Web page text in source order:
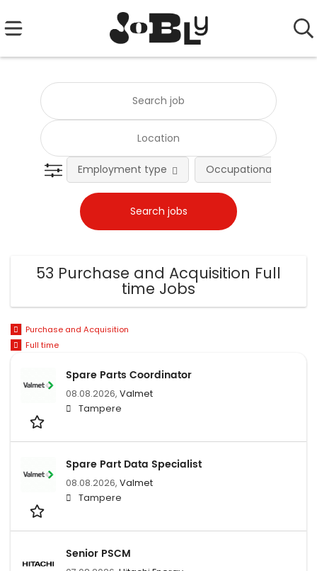
Employment type Occupational fields
53 Purchase and Acquisition Full
time Jobs
Purchase and Acquisition
Full time
Spare Parts Coordinator
08.08.2026, Valmet
Tampere
Spare Part Data Specialist
08.08.2026, Valmet
Tampere
Senior PSCM